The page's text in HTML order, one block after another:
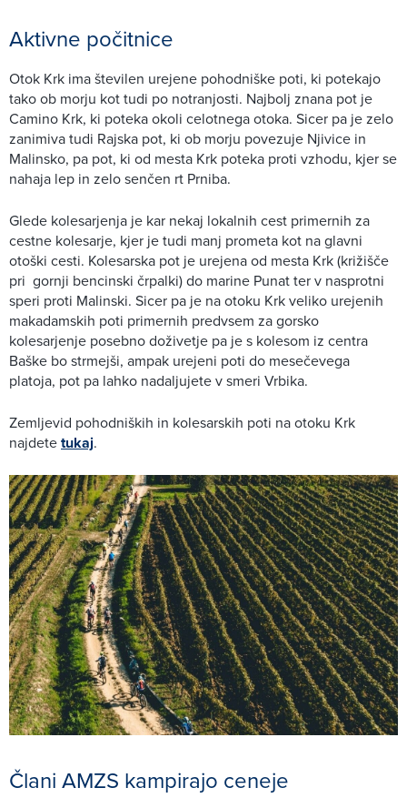
Aktivne počitnice
Otok Krk ima številen urejene pohodniške poti, ki potekajo
tako ob morju kot tudi po notranjosti. Najbolj znana pot je
Camino Krk, ki poteka okoli celotnega otoka. Sicer pa je zelo
zanimiva tudi Rajska pot, ki ob morju povezuje Njivice in
Malinsko, pa pot, ki od mesta Krk poteka proti vzhodu, kjer se
nahaja lep in zelo senčen rt Prniba.
Glede kolesarjenja je kar nekaj lokalnih cest primernih za
cestne kolesarje, kjer je tudi manj prometa kot na glavni
otoški cesti. Kolesarska pot je urejena od mesta Krk (križišče
pri gornji bencinski črpalki) do marine Punat ter v nasprotni
speri proti Malinski. Sicer pa je na otoku Krk veliko urejenih
makadamskih poti primernih predvsem za gorsko
kolesarjenje posebno doživetje pa je s kolesom iz centra
Baške bo strmejši, ampak urejeni poti do mesečevega
platoja, pot pa lahko nadaljujete v smeri Vrbika.
Zemljevid pohodniških in kolesarskih poti na otoku Krk
najdetetukaj.
Člani AMZS kampirajo ceneje